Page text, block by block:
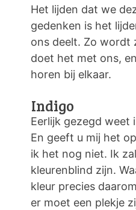
Het lijden dat we
gedenken is het
ons deelt. Zo wordt
doet het met ons,
horen bij elkaar.
Indigo
Eerlijk gezegd weet
En geeft u mij het
ik het nog niet. Ik
kleurenblind zijn.
kleur precies
er moet een plekje